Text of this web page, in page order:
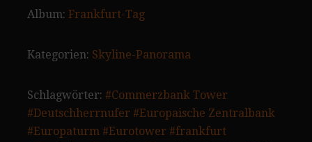
Album: Frankfurt-Tag
Kategorien: Skyline-Panorama
Schlagwörter: #Commerzbank Tower
#Deutschherrnufer #Europaische Zentralbank
#Europaturm #Eurotower #frankfurt